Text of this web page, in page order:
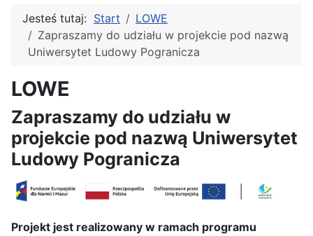
Jesteś tutaj: Start
LOWE
Zapraszamy do udziału w projekcie pod nazwą
Uniwersytet Ludowy Pogranicza
LOWE
Zapraszamy do udziału w
projekcie pod nazwą Uniwersytet
Ludowy Pogranicza
Projekt jest realizowany w ramach programu